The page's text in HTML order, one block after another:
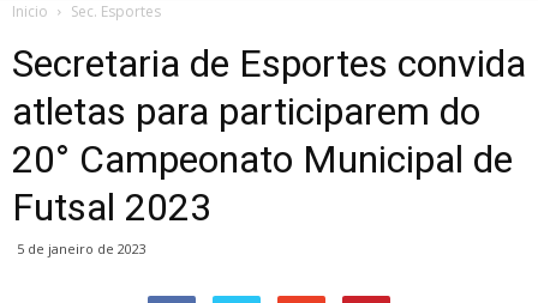
Inicio Sec. Esportes
Secretaria de Esportes convida
atletas para participarem do
20° Campeonato Municipal de
Futsal 2023
5 de janeiro de 2023